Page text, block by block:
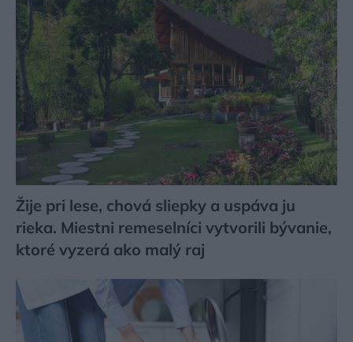
Žije pri lese, chová sliepky a uspáva ju
rieka. Miestni remeselníci vytvorili bývanie,
ktoré vyzerá ako malý raj